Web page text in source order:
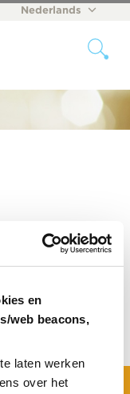
en
web beacons,
laten werken
over het
Nederlands